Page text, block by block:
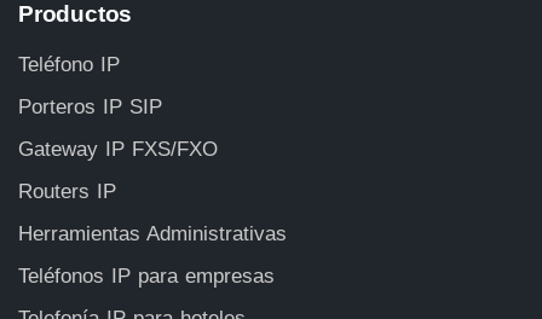
Productos
Teléfono IP
Porteros IP SIP
Gateway IP FXS/FXO
Routers IP
Herramientas Administrativas
Teléfonos IP para empresas